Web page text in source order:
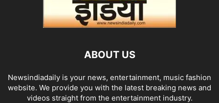
ABOUT US
Newsindiadaily is your news, entertainment, music fashion
website. We provide you with the latest breaking news and
videos straight from the entertainment industry.